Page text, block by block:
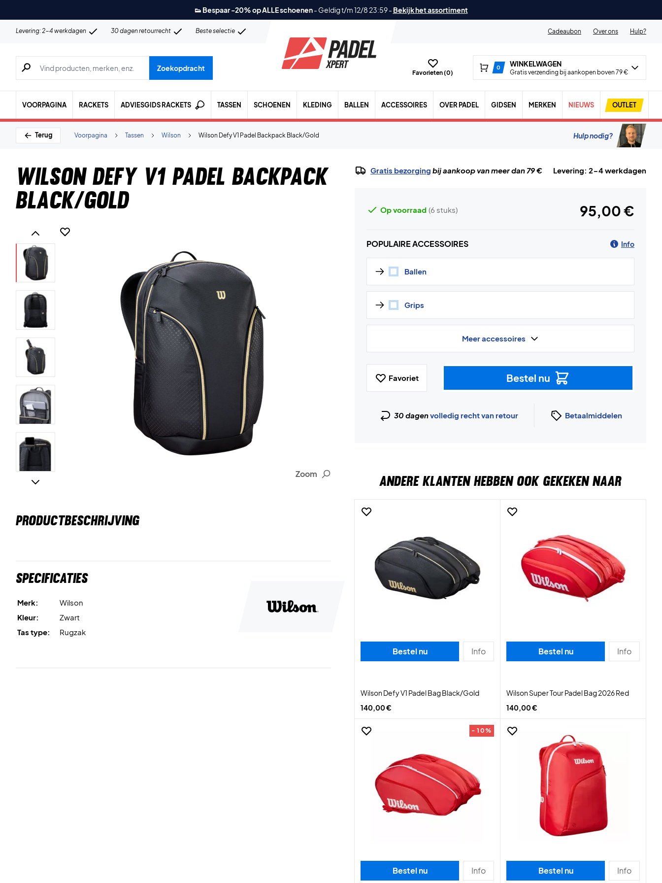
👟 Bespaar -20% op ALLE schoenen- Geldig t/m 12/8 23:59- Bekijk het assortiment
Levering: 2-4 werkdagen 30 dagen retourrecht Beste selectie Cadeaubon Over ons Hulp?
Zoeken naar producten, merken etc.
Zoekopdracht
Favorieten (0)
0 WINKELWAGEN
Gratis verzending bij aankopen boven 79 €
VOORPAGINA RACKETS ADVIESGIDS RACKETS TASSEN SCHOENEN KLEDING BALLEN ACCESSOIRES OVER PADEL GIDSEN MERKEN NIEUWS OUTLET
Terug Wilson Defy V1 Padel Backpack Black/Gold
Wilson
Tassen
Voorpagina Hulp nodig?
Wilson Defy V1 Padel Backpack
Black/Gold
Zoom
PRODUCTBESCHRIJVING
Specificaties
Merk:
Wilson
Kleur:
Zwart
Tas type:
Rugzak
Gratis bezorging bij aankoop van meer dan 79 € Levering: 2-4 werkdagen
Op voorraad (6 stuks) 95,00 €
POPULAIRE ACCESSOIRES Info
Ballen
Grips
Meer accessoires
Favoriet Bestel nu
30 dagenvolledig recht van retour Betaalmiddelen
ANDERE KLANTEN HEBBEN OOK GEKEKEN NAAR
Bestel nu Info
Wilson Defy V1 Padel Bag Black/Gold
140,00 €
Bestel nu Info
Wilson Super Tour Padel Bag 2026 Red
140,00 €
- 10%
Bestel nu Info Bestel nu Info